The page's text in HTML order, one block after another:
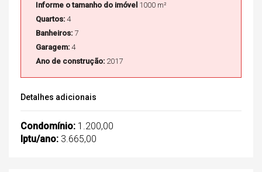
Informe o tamanho do imóvel 1000 m²
Quartos: 4
Banheiros: 7
Garagem: 4
Ano de construção: 2017
Detalhes adicionais
Condomínio: 1.200,00
Iptu/ano: 3.665,00